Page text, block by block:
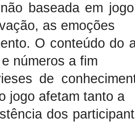
baseada em
as emoções
O conteúdo do
números a fim
de
jogo afetam tanto a
dos